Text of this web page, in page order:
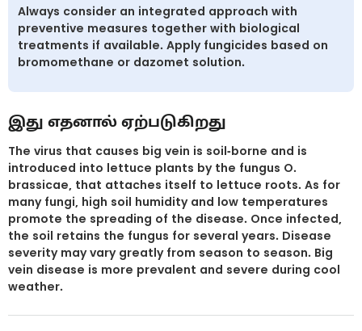
Always consider an integrated approach with
preventive measures together with biological
treatments if available. Apply fungicides based on
bromomethane or dazomet solution.
இது எதனால் ஏற்படுகிறது
The virus that causes big vein is soil-borne and is
introduced into lettuce plants by the fungus O.
brassicae, that attaches itself to lettuce roots. As for
many fungi, high soil humidity and low temperatures
promote the spreading of the disease. Once infected,
the soil retains the fungus for several years. Disease
severity may vary greatly from season to season. Big
vein disease is more prevalent and severe during cool
weather.